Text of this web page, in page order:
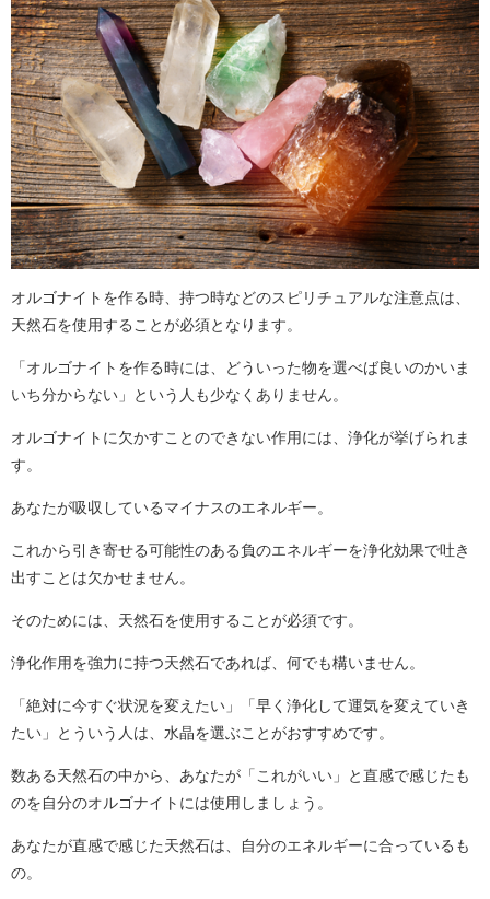
オルゴナイトを作る時、持つ時などのスピリチュアルな注意点は、
天然石を使用することが必須となります。
「オルゴナイトを作る時には、どういった物を選べば良いのかいま
いち分からない」という人も少なくありません。
オルゴナイトに欠かすことのできない作用には、浄化が挙げられま
す。
あなたが吸収しているマイナスのエネルギー。
これから引き寄せる可能性のある負のエネルギーを浄化効果で吐き
出すことは欠かせません。
そのためには、天然石を使用することが必須です。
浄化作用を強力に持つ天然石であれば、何でも構いません。
「絶対に今すぐ状況を変えたい」「早く浄化して運気を変えていき
たい」とういう人は、水晶を選ぶことがおすすめです。
数ある天然石の中から、あなたが「これがいい」と直感で感じたも
のを自分のオルゴナイトには使用しましょう。
あなたが直感で感じた天然石は、自分のエネルギーに合っているも
の。